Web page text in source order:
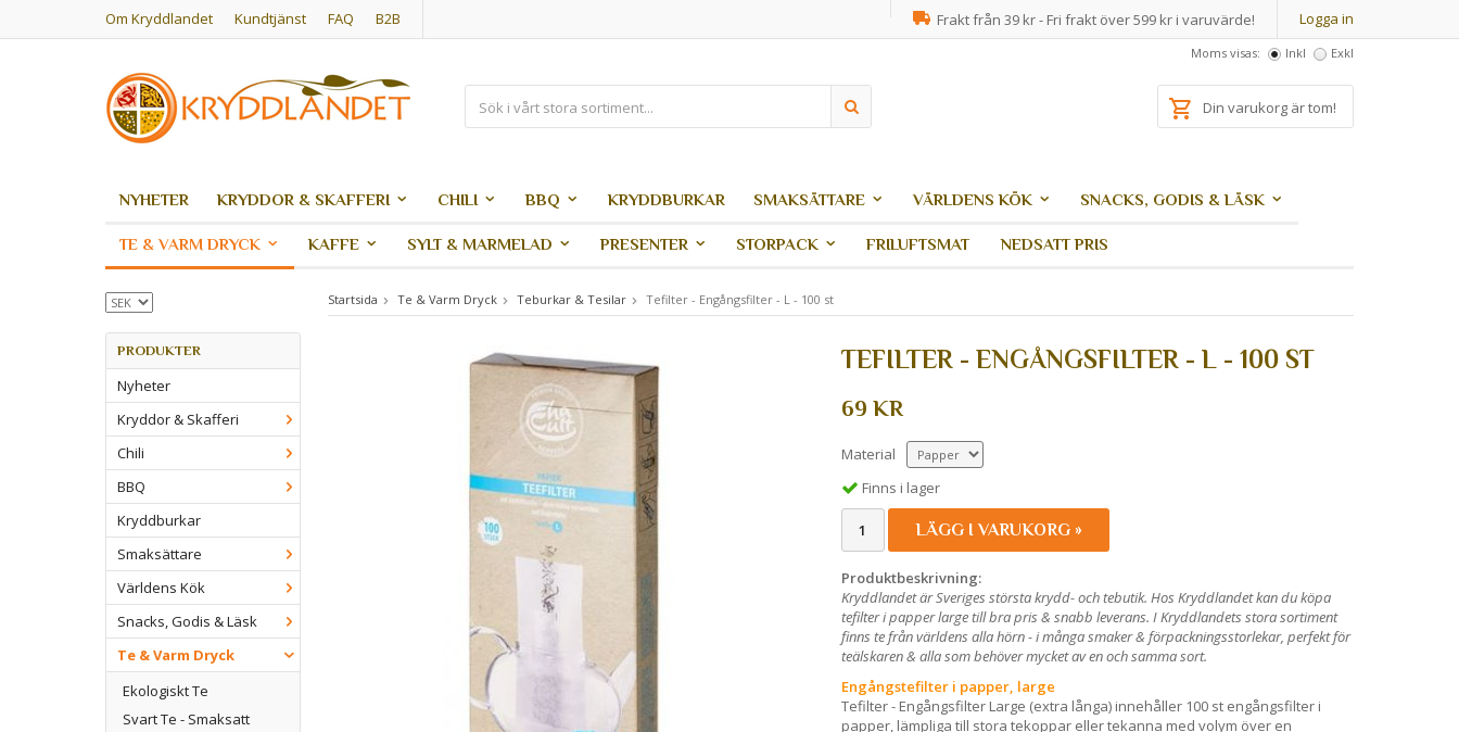
Om Kryddlandet Kundtjänst FAQ B2B Logga in
Frakt från 39 kr - Fri frakt över 599 kr i varuvärde!
Moms visas: Inkl Exkl
Din varukorg är tom!
NYHETER KRYDDOR & SKAFFERI CHILI BBQ KRYDDBURKAR SMAKSÄTTARE VÄRLDENS KÖK SNACKS, GODIS & LÄSK
TE & VARM DRYCK KAFFE SYLT & MARMELAD PRESENTER STORPACK FRILUFTSMAT NEDSATT PRIS
PRODUKTER
Nyheter
Kryddor & Skafferi
Chili
BBQ
Kryddburkar
Smaksättare
Världens Kök
Snacks, Godis & Läsk
Te & Varm Dryck
Ekologiskt Te
Svart Te - Smaksatt
Startsida Te & Varm Dryck Teburkar & Tesilar Tefilter - Engångsfilter - L - 100 st
TEFILTER - ENGÅNGSFILTER - L - 100 ST
69 KR
Material
Finns i lager
LÄGG I VARUKORG »
Produktbeskrivning:
Kryddlandet är Sveriges största krydd- och tebutik. Hos Kryddlandet kan du köpa
tefilter i papper large till bra pris & snabb leverans. I Kryddlandets stora sortiment
finns te från världens alla hörn - i många smaker & förpackningsstorlekar, perfekt för
teälskaren & alla som behöver mycket av en och samma sort.
Engångstefilter i papper, large
Tefilter - Engångsfilter Large (extra långa) innehåller 100 st engångsfilter i
papper, lämpliga till stora tekoppar eller tekanna med volym över en